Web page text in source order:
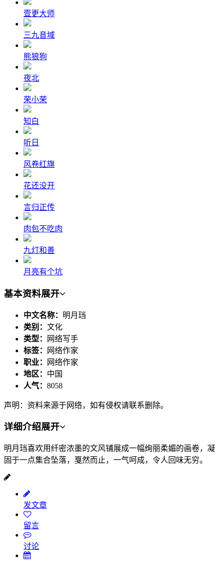
壹更大师
三九音域
熊狼狗
夜北
荣小荣
知白
听日
风卷红旗
花还没开
言归正传
肉包不吃肉
九灯和善
月亮有个坑
基本资料展开
中文名称： 明月珰
类别： 文化
类型：
网络写手
标签：
网络作家
职业：
网络作家
地区： 中国
人气： 8058
声明：资料来源于网络，如有侵权请联系删除。
详细介绍展开
明月珰喜欢用纤密浓墨的文风铺展成一幅绚丽柔媚的画卷，凝
固于一点集合坠落，戛然而止，一气呵成，令人回味无穷。
发文章
留言
讨论